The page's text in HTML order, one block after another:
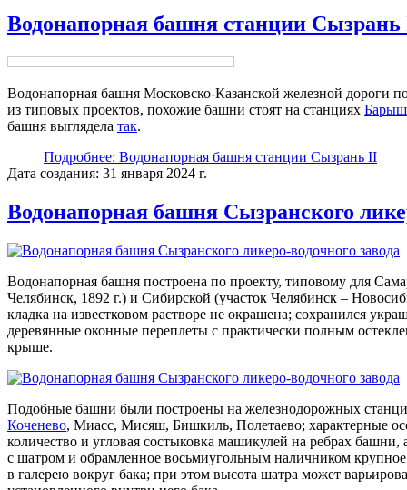
Водонапорная башня станции
Водонапорная башня Московско-Казанской железной дороги
из типовых проектов, похожие башни стоят на станциях Барыш
башня выглядела так.
Подробнее: Водонапорная башня станции Сызрань II
Дата создания: 31 января 2024 г.
Водонапорная башня Сызранского
Водонапорная башня построена по проекту, типовому для
Челябинск, 1892 г.) и Сибирской (участок Челябинск –
кладка на известковом растворе не окрашена; сохранился
деревянные оконные переплеты с практически полным
крыше.
Подобные башни были построены на железнодорожных
Коченево, Миасс, Мисяш, Бишкиль, Полетаево; характерные
количество и угловая состыковка машикулей на ребрах
с шатром и обрамленное восьмиугольным наличником
в галерею вокруг бака; при этом высота шатра может